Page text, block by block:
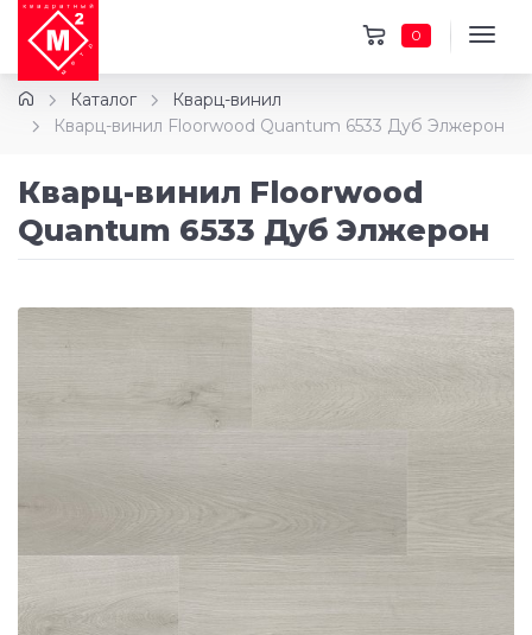
0
Каталог
Кварц-винил
Кварц-винил Floorwood Quantum 6533 Дуб Элжерон
Кварц-винил Floorwood
Quantum 6533 Дуб Элжерон